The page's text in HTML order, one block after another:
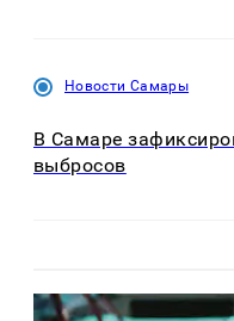
Новости Самары
В Самаре
выбросов